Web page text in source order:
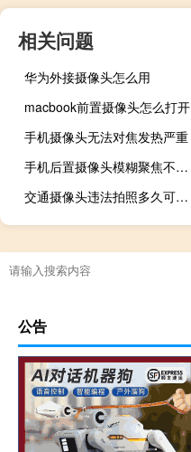
相关问题
华为外接摄像头怎么用
macbook前置摄像头怎么打开
手机摄像头无法对焦发热严重
手机后置摄像头模糊聚焦不了怎么办
交通摄像头违法拍照多久可以上传
公告